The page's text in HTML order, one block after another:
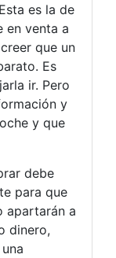
es la de
en venta a
que un
Es
ir. Pero
y
y que
debe
para que
apartarán a
dinero,